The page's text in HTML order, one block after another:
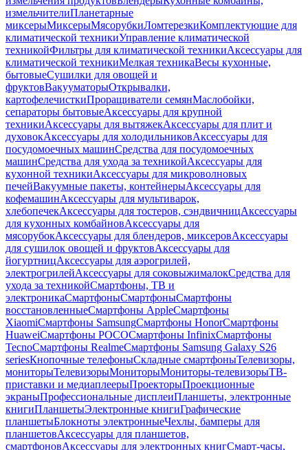
измельчителиПланетарные
миксерыМиксерыМясорубкиЛомтерезкиКомплектующие для
климатической техникиУправление климатической
техникойФильтры для климатической техникиАксессуары для
климатической техникиМелкая техникаВесы кухонные,
бытовыеСушилки для овощей и
фруктовВакууматорыОткрывалки,
картофелечисткиПроращиватели семянМаслобойки,
сепараторы бытовыеАксессуары для крупной
техникиАксессуары для вытяжекАксессуары для плит и
духовокАксессуары для холодильниковАксессуары для
посудомоечных машинСредства для посудомоечных
машинСредства для ухода за техникойАксессуары для
кухонной техникиАксессуары для микроволновых
печейВакуумные пакеты, контейнерыАксессуары для
кофемашинАксессуары для мультиварок,
хлебопечекАксессуары для тостеров, сэндвичницАксессуары
для кухонных комбайновАксессуары для
мясорубокАксессуары для блендеров, миксеровАксессуары
для сушилок овощей и фруктовАксессуары для
йогуртницАксессуары для аэрогрилей,
электрогрилейАксессуары для соковыжималокСредства для
ухода за техникойСмартфоны, ТВ и
электроникаСмартфоныСмартфоныСмартфоны
восстановленныеСмартфоны AppleСмартфоны
XiaomiСмартфоны SamsungСмартфоны HonorСмартфоны
HuaweiСмартфоны POCOСмартфоны InfinixСмартфоны
TecnoСмартфоны RealmeСмартфоны Samsung Galaxy S26
seriesКнопочные телефоныСкладные смартфоныТелевизоры,
мониторыТелевизорыМониторыМониторы-телевизорыТВ-
приставки и медиаплеерыПроекторыПроекционные
экраныПрофессиональные дисплеиПланшеты, электронные
книгиПланшетыЭлектронные книгиГрафические
планшетыБлокноты электронныеЧехлы, бамперы для
планшетовАксессуары для планшетов,
смартфоновАксессуары для электронных книгСмарт-часы,